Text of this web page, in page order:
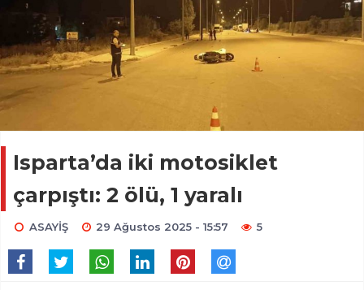
Isparta’da iki motosiklet
çarpıştı: 2 ölü, 1 yaralı
ASAYİŞ 29 Ağustos 2025 - 15:57 5